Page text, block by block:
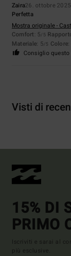
Zaira26. ottobre 2025
Perfetta
Mostra originale -
Comfort: 5/5
Materiale: 5/5 Colore
Consiglio
Visti di
15% DI
PRIMO
Iscriviti e sarai al
più esclusive.